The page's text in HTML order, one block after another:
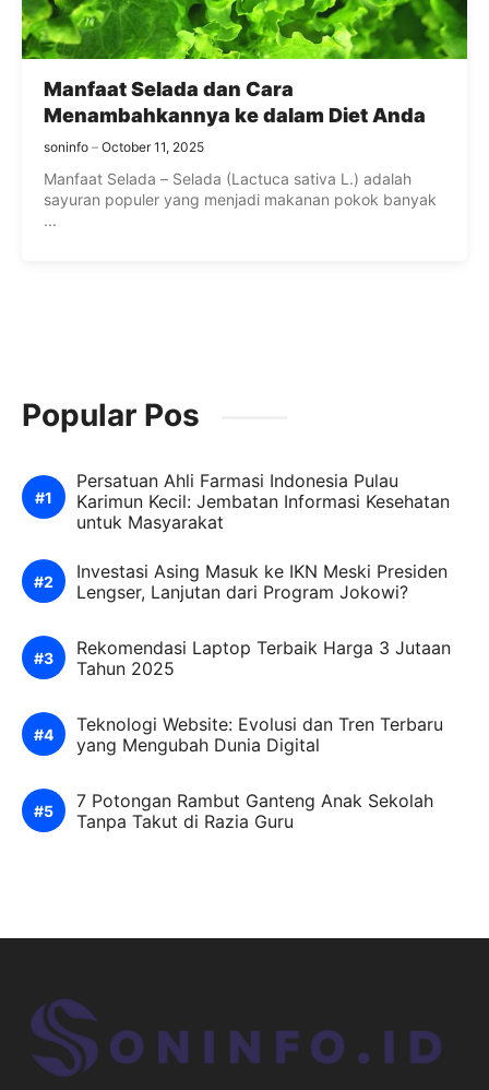
Manfaat Selada dan Cara
Menambahkannya ke dalam Diet Anda
soninfo October 11, 2025
Manfaat Selada – Selada (Lactuca sativa L.) adalah
sayuran populer yang menjadi makanan pokok banyak
...
Popular Pos
Persatuan Ahli Farmasi Indonesia Pulau
Karimun Kecil: Jembatan Informasi Kesehatan
untuk Masyarakat
Investasi Asing Masuk ke IKN Meski Presiden
Lengser, Lanjutan dari Program Jokowi?
Rekomendasi Laptop Terbaik Harga 3 Jutaan
Tahun 2025
Teknologi Website: Evolusi dan Tren Terbaru
yang Mengubah Dunia Digital
7 Potongan Rambut Ganteng Anak Sekolah
Tanpa Takut di Razia Guru